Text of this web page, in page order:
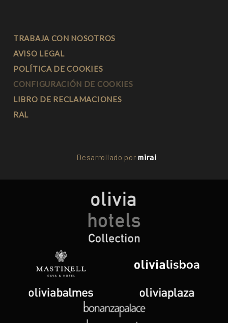
TRABAJA CON NOSOTROS
AVISO LEGAL
POLÍTICA DE COOKIES
CONFIGURACIÓN DE COOKIES
LIBRO DE RECLAMACIONES
RAL
Desarrollado pormirai